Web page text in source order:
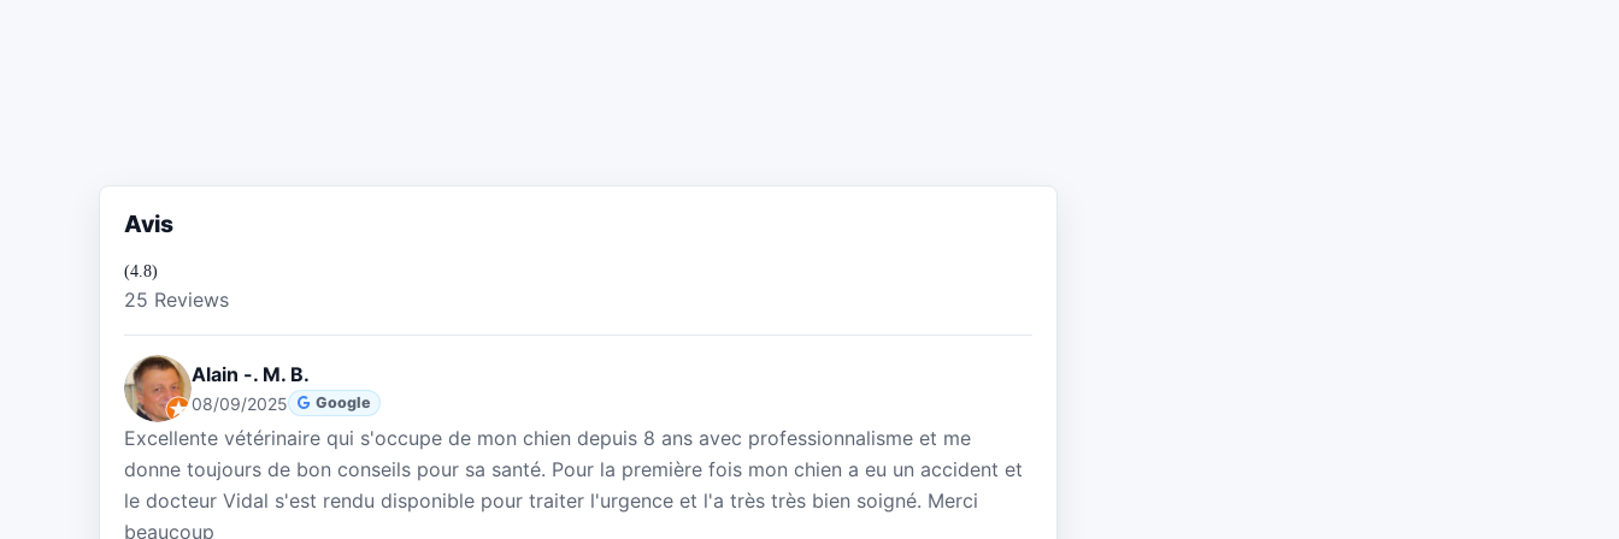
Avis
(4.8)
25 Reviews
Alain -. M. B.
08/09/2025 Google
Excellente vétérinaire qui s'occupe de mon chien depuis 8 ans avec professionnalisme et me
donne toujours de bon conseils pour sa santé. Pour la première fois mon chien a eu un accident et
le docteur Vidal s'est rendu disponible pour traiter l'urgence et l'a très très bien soigné. Merci
beaucoup